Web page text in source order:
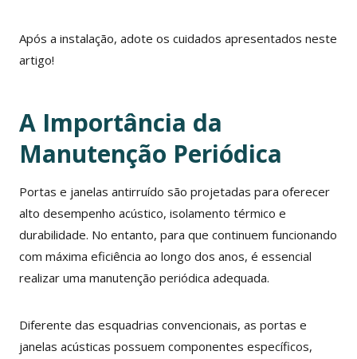
Após a instalação, adote os cuidados apresentados neste
artigo!
A Importância da
Manutenção Periódica
Portas e janelas antirruído são projetadas para oferecer
alto desempenho acústico, isolamento térmico e
durabilidade. No entanto, para que continuem funcionando
com máxima eficiência ao longo dos anos, é essencial
realizar uma manutenção periódica adequada.
Diferente das esquadrias convencionais, as portas e
janelas acústicas possuem componentes específicos,